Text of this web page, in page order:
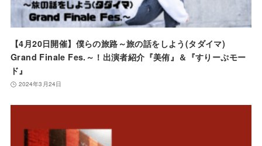
【4月20日開催】僕らの旅路～旅の話をしよう(タダイマ)
Grand Finale Fes.～！出演者紹介『美侑』＆『すりーぷモー
ド』
2024年3月24日